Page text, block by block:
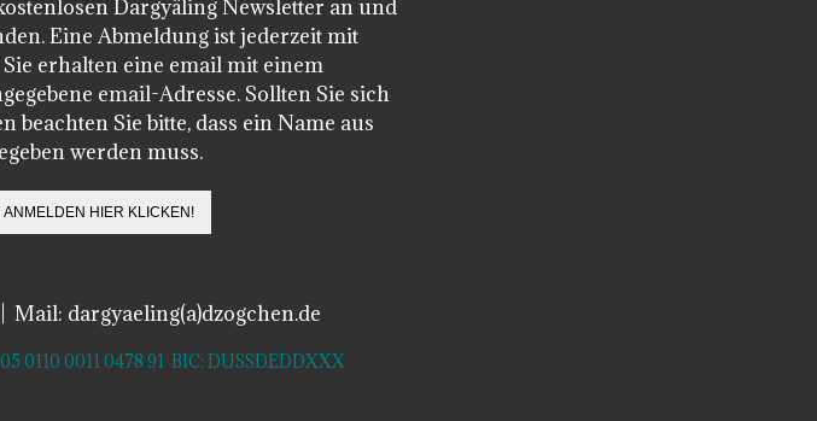
Dargyäling Newsletter an und
Eine Abmeldung ist jederzeit mit
erhalten eine email mit einem
email-Adresse. Sollten Sie sich
beachten Sie bitte, dass ein Name aus
werden muss.
Mail: dargyaeling(a)dzogchen.de
0110 0011 0478 91 BIC: DUSSDEDDXXX